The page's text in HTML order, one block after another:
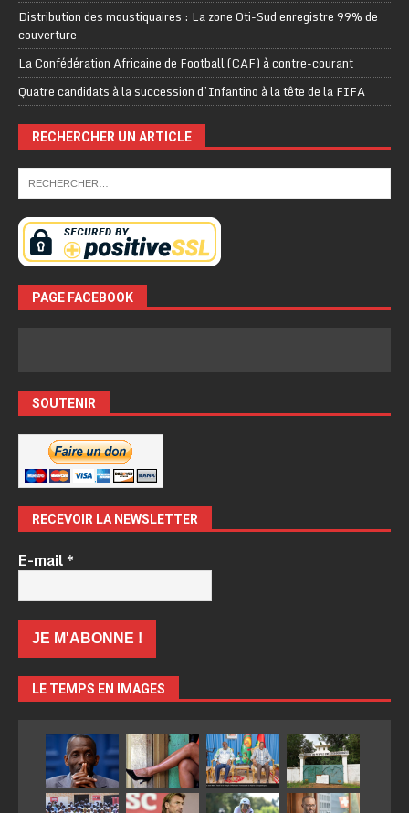
Distribution des moustiquaires : La zone Oti-Sud enregistre 99% de
couverture
La Confédération Africaine de Football (CAF) à contre-courant
Quatre candidats à la succession d’Infantino à la tête de la FIFA
RECHERCHER UN ARTICLE
PAGE FACEBOOK
SOUTENIR
RECEVOIR LA NEWSLETTER
E-mail*
LE TEMPS EN IMAGES